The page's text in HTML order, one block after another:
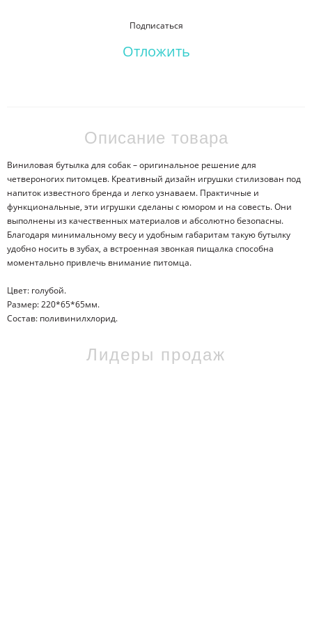
Подписаться
Отложить
Описание товара
Виниловая бутылка для собак – оригинальное решение для
четвероногих питомцев. Креативный дизайн игрушки стилизован под
напиток известного бренда и легко узнаваем. Практичные и
функциональные, эти игрушки сделаны с юмором и на совесть. Они
выполнены из качественных материалов и абсолютно безопасны.
Благодаря минимальному весу и удобным габаритам такую бутылку
удобно носить в зубах, а встроенная звонкая пищалка способна
моментально привлечь внимание питомца.
Цвет: голубой.
Размер: 220*65*65мм.
Состав: поливинилхлорид.
Лидеры продаж